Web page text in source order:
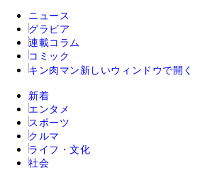
ニュース
グラビア
連載コラム
コミック
キン肉マン 新しいウィンドウで開く
新着
エンタメ
スポーツ
クルマ
ライフ・文化
社会